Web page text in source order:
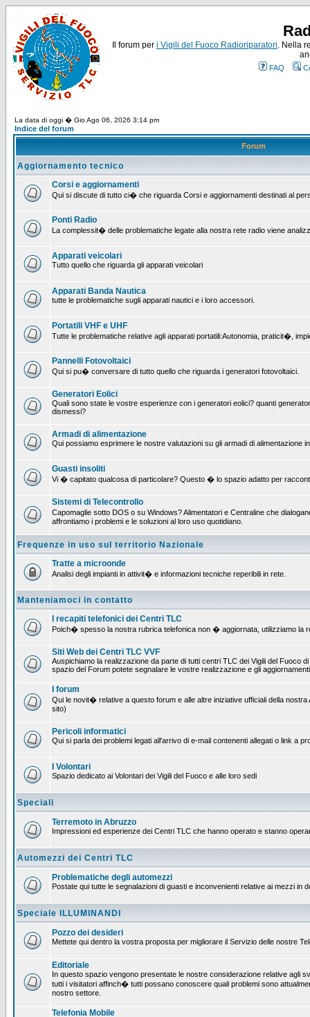
Il forum per i Vigili del Fuoco Radioriparatori. Nella
FAQ
La data di oggi � Gio Ago 06, 2026 3:14 pm
Indice del forum
Forum
Aggiornamento tecnico
Corsi e aggiornamenti
Qui si discute di tutto ci� che riguarda Corsi e aggiornamenti destinati al
Ponti Radio
La complessit� delle problematiche legate alla nostra rete radio viene
Apparati veicolari
Tutto quello che riguarda gli apparati veicolari
Apparati Banda Nautica
tutte le problematiche sugli apparati nautici e i loro accessori.
Portatili VHF e UHF
Tutte le problematiche relative agli apparati portatili:Autonomia, praticit�,
Pannelli Fotovoltaici
Qui si pu� conversare di tutto quello che riguarda i generatori fotovoltaici.
Generatori Eolici
Quali sono state le vostre esperienze con i generatori eolici? quanti
dismessi?
Armadi di alimentazione
Qui possiamo esprimere le nostre valutazioni su gli armadi di alimentazione
Guasti insoliti
Vi � capitato qualcosa di particolare? Questo � lo spazio adatto per
Sistemi di Telecontrollo
Capomaglie sotto DOS o su Windows? Alimentatori e Centraline che
affrontiamo i problemi e le soluzioni al loro uso quotidiano.
Frequenze in uso sul territorio Nazionale
Tratte a microonde
Analisi degli impianti in attivit� e informazioni tecniche reperibili in rete.
Manteniamoci in contatto
I recapiti telefonici dei Centri TLC
Poich� spesso la nostra rubrica telefonica non � aggiornata, utilizziamo la
Siti Web dei Centri TLC VVF
Auspichiamo la realizzazione da parte di tutti centri TLC dei Vigili del Fuoco
spazio del Forum potete segnalare le vostre realizzazione e gli
I forum
Qui le novit� relative a questo forum e alle altre iniziative ufficiali della
sito)
Pericoli informatici
Qui si parla dei problemi legati all'arrivo di e-mail contenenti allegati o link a
I Volontari
Spazio dedicato ai Volontari dei Vigili del Fuoco e alle loro sedi
Speciali
Terremoto in Abruzzo
Impressioni ed esperienze dei Centri TLC che hanno operato e stanno
Automezzi dei Centri TLC
Problematiche degli automezzi
Postate qui tutte le segnalazioni di guasti e inconvenienti relative ai mezzi in
Speciale ILLUMINANDI
Pozzo dei desideri
Mettete qui dentro la vostra proposta per migliorare il Servizio delle nostre
Editoriale
In questo spazio vengono presentate le nostre considerazione relative agli
tutti i visitatori affinch� tutti possano conoscere quali problemi sono
nostro settore.
Telefonia Mobile